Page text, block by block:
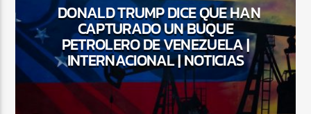
DONALD TRUMP DICE QUE HAN
CAPTURADO UN BUQUE
PETROLERO DE VENEZUELA |
INTERNACIONAL | NOTICIAS